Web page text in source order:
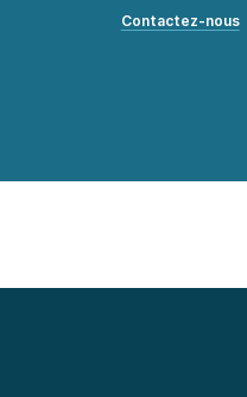
Contactez-nous